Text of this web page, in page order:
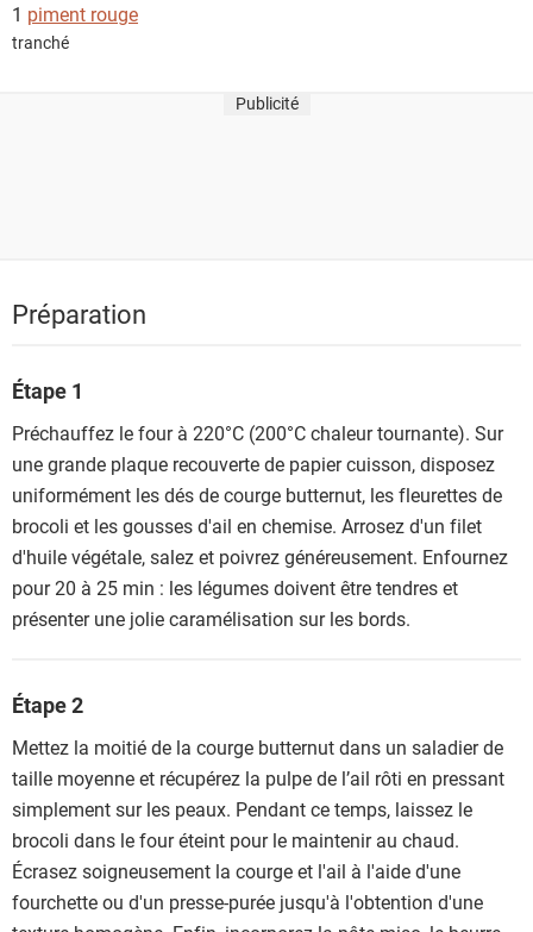
1 piment rouge
tranché
Publicité
Préparation
Étape 1
Préchauffez le four à 220°C (200°C chaleur tournante). Sur
une grande plaque recouverte de papier cuisson, disposez
uniformément les dés de courge butternut, les fleurettes de
brocoli et les gousses d'ail en chemise. Arrosez d'un filet
d'huile végétale, salez et poivrez généreusement. Enfournez
pour 20 à 25 min : les légumes doivent être tendres et
présenter une jolie caramélisation sur les bords.
Étape 2
Mettez la moitié de la courge butternut dans un saladier de
taille moyenne et récupérez la pulpe de l’ail rôti en pressant
simplement sur les peaux. Pendant ce temps, laissez le
brocoli dans le four éteint pour le maintenir au chaud.
Écrasez soigneusement la courge et l'ail à l'aide d'une
fourchette ou d'un presse-purée jusqu'à l'obtention d'une